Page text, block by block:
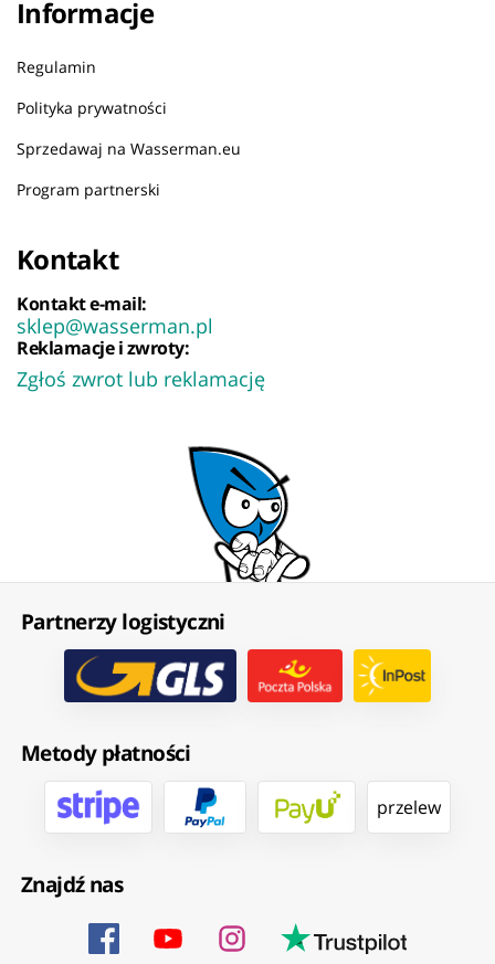
Informacje
Regulamin
Polityka prywatności
Sprzedawaj na Wasserman.eu
Program partnerski
Kontakt
Kontakt e-mail:
sklep@wasserman.pl
Reklamacje i zwroty:
Zgłoś zwrot lub reklamację
Partnerzy logistyczni
Metody płatności
przelew
Znajdź nas